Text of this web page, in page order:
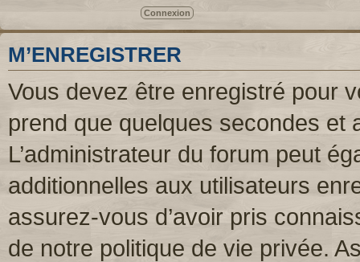
M’ENREGISTRER
Vous devez être enregistré pour
prend que quelques secondes et
L’administrateur du forum peut
additionnelles aux utilisateurs
assurez-vous d’avoir pris
de notre politique de vie privée.